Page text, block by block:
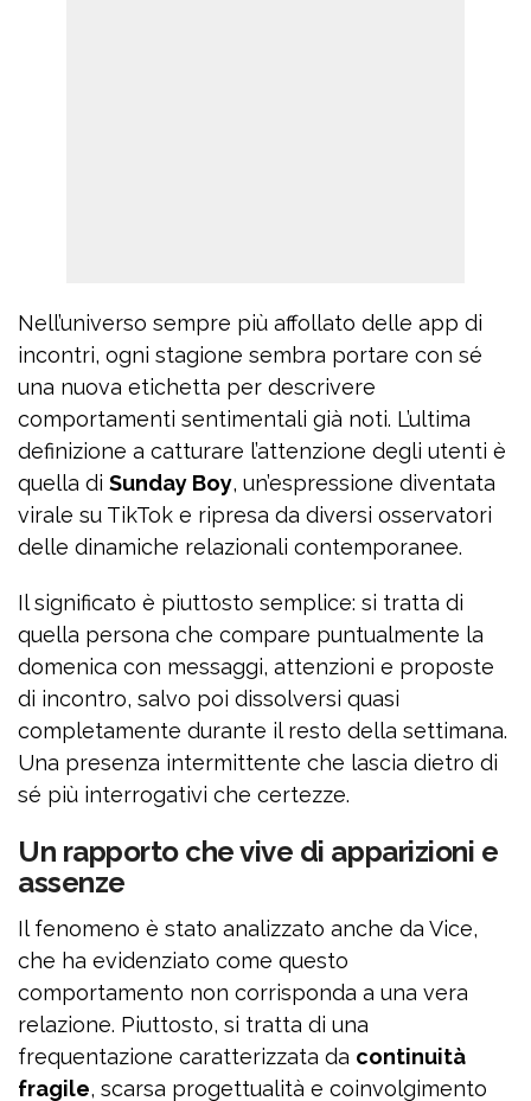
Nell’universo sempre più affollato delle app di
incontri, ogni stagione sembra portare con sé
una nuova etichetta per descrivere
comportamenti sentimentali già noti. L’ultima
definizione a catturare l’attenzione degli utenti è
quella di Sunday Boy, un’espressione diventata
virale su TikTok e ripresa da diversi osservatori
delle dinamiche relazionali contemporanee.
Il significato è piuttosto semplice: si tratta di
quella persona che compare puntualmente la
domenica con messaggi, attenzioni e proposte
di incontro, salvo poi dissolversi quasi
completamente durante il resto della settimana.
Una presenza intermittente che lascia dietro di
sé più interrogativi che certezze.
Un rapporto che vive di apparizioni e
assenze
Il fenomeno è stato analizzato anche da Vice,
che ha evidenziato come questo
comportamento non corrisponda a una vera
relazione. Piuttosto, si tratta di una
frequentazione caratterizzata da continuità
fragile, scarsa progettualità e coinvolgimento